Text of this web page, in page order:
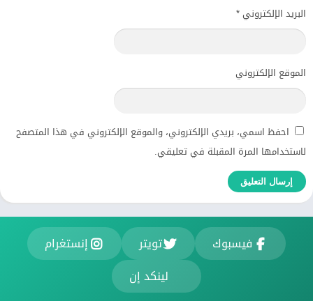
البريد الإلكتروني *
الموقع الإلكتروني
احفظ اسمي، بريدي الإلكتروني، والموقع الإلكتروني في هذا المتصفح
لاستخدامها المرة المقبلة في تعليقي.
فيسبوك تويتر
إنستغرام
لينكد إن